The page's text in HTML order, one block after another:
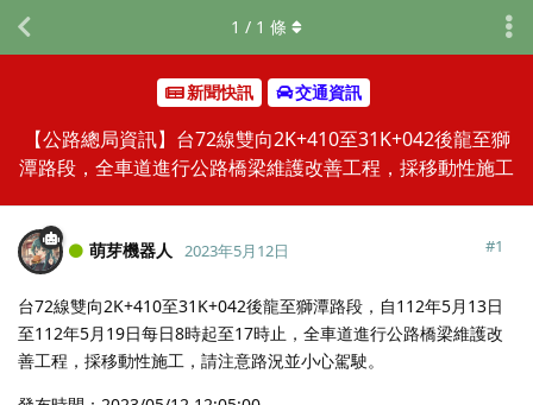
新聞快訊 交通資訊
【公路總局資訊】台72線雙向2K+410至31K+042後龍至獅
潭路段，全車道進行公路橋梁維護改善工程，採移動性施工
1 / 1 條
萌芽機器人 2023年5月12日 #1
台72線雙向2K+410至31K+042後龍至獅潭路段，自112年5月13日
至112年5月19日每日8時起至17時止，全車道進行公路橋梁維護改
善工程，採移動性施工，請注意路況並小心駕駛。